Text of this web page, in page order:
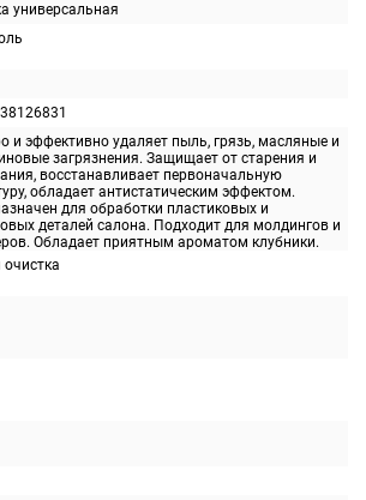
универсальная
и эффективно удаляет пыль, грязь, масляные и
загрязнения. Защищает от старения и
восстанавливает первоначальную
обладает антистатическим эффектом.
для обработки пластиковых и
деталей салона. Подходит для молдингов и
Обладает приятным ароматом клубники.
очистка